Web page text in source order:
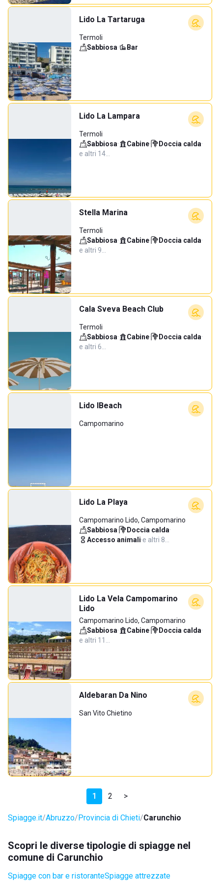
Lido La Tartaruga
Termoli
Sabbiosa· Bar
Lido La Lampara
Termoli
Sabbiosa· Cabine· Doccia calda·
e altri 14…
Stella Marina
Termoli
Sabbiosa· Cabine· Doccia calda·
e altri 9…
Cala Sveva Beach Club
Termoli
Sabbiosa· Cabine· Doccia calda·
e altri 6…
Lido IBeach
Campomarino
Lido La Playa
Campomarino Lido, Campomarino
Sabbiosa· Doccia calda·
Accesso animali·e altri 8…
Lido La Vela Campomarino
Lido
Campomarino Lido, Campomarino
Sabbiosa· Cabine· Doccia calda·
e altri 11…
Aldebaran Da Nino
San Vito Chietino
1 2 >
Spiagge.it Abruzzo Provincia di Chieti Carunchio
Scopri le diverse tipologie di spiagge nel
comune di Carunchio
Spiagge con bar e ristoranteSpiagge attrezzate